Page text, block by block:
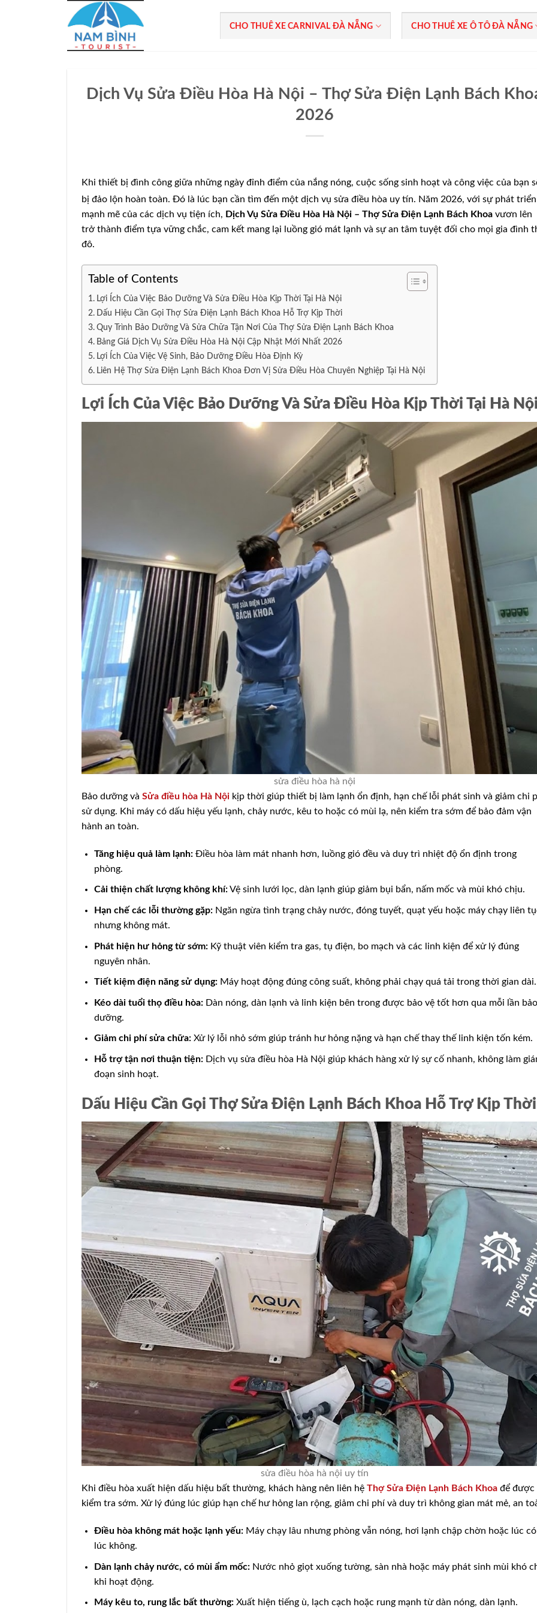
CHO THUÊ XE CARNIVAL ĐÀ NẴNG CHO THUÊ XE Ô TÔ ĐÀ NẴNG
Dịch Vụ Sửa Điều Hòa Hà Nội – Thợ Sửa Điện Lạnh Bách
2026
Khi thiết bị đình công giữa những ngày đỉnh điểm của nắng nóng, cuộc sống sinh hoạt và công việc của bạn
bị đảo lộn hoàn toàn. Đó là lúc bạn cần tìm đến một dịch vụ sửa điều hòa uy tín. Năm 2026, với sự phát triển
mạnh mẽ của các dịch vụ tiện ích, Dịch Vụ Sửa Điều Hòa Hà Nội – Thợ Sửa Điện Lạnh Bách Khoa vươn lên
trở thành điểm tựa vững chắc, cam kết mang lại luồng gió mát lạnh và sự an tâm tuyệt đối cho mọi gia đình
đô.
Table of Contents
Lợi Ích Của Việc Bảo Dưỡng Và Sửa Điều Hòa Kịp Thời Tại Hà Nội
Dấu Hiệu Cần Gọi Thợ Sửa Điện Lạnh Bách Khoa Hỗ Trợ Kịp Thời
Quy Trình Bảo Dưỡng Và Sửa Chữa Tận Nơi Của Thợ Sửa Điện Lạnh Bách Khoa
Bảng Giá Dịch Vụ Sửa Điều Hòa Hà Nội Cập Nhật Mới Nhất 2026
Lợi Ích Của Việc Vệ Sinh, Bảo Dưỡng Điều Hòa Định Kỳ
Liên Hệ Thợ Sửa Điện Lạnh Bách Khoa Đơn Vị Sửa Điều Hòa Chuyên Nghiệp Tại Hà Nội
Lợi Ích Của Việc Bảo Dưỡng Và Sửa Điều Hòa Kịp Thời Tại Hà Nội
sửa điều hòa hà nội
Bảo dưỡng và Sửa điều hòa Hà Nội kịp thời giúp thiết bị làm lạnh ổn định, hạn chế lỗi phát sinh và giảm chi
sử dụng. Khi máy có dấu hiệu yếu lạnh, chảy nước, kêu to hoặc có mùi lạ, nên kiểm tra sớm để bảo đảm vận
hành an toàn.
Tăng hiệu quả làm lạnh:Điều hòa làm mát nhanh hơn, luồng gió đều và duy trì nhiệt độ ổn định trong
phòng.
Cải thiện chất lượng không khí:Vệ sinh lưới lọc, dàn lạnh giúp giảm bụi bẩn, nấm mốc và mùi khó chịu.
Hạn chế các lỗi thường gặp:Ngăn ngừa tình trạng chảy nước, đóng tuyết, quạt yếu hoặc máy chạy liên
nhưng không mát.
Phát hiện hư hỏng từ sớm:Kỹ thuật viên kiểm tra gas, tụ điện, bo mạch và các linh kiện để xử lý đúng
nguyên nhân.
Tiết kiệm điện năng sử dụng:Máy hoạt động đúng công suất, không phải chạy quá tải trong thời gian dài.
Kéo dài tuổi thọ điều hòa:Dàn nóng, dàn lạnh và linh kiện bên trong được bảo vệ tốt hơn qua mỗi lần bảo
dưỡng.
Giảm chi phí sửa chữa:Xử lý lỗi nhỏ sớm giúp tránh hư hỏng nặng và hạn chế thay thế linh kiện tốn kém.
Hỗ trợ tận nơi thuận tiện:Dịch vụ sửa điều hòa Hà Nội giúp khách hàng xử lý sự cố nhanh, không làm
đoạn sinh hoạt.
Dấu Hiệu Cần Gọi Thợ Sửa Điện Lạnh Bách Khoa Hỗ Trợ Kịp Thời
sửa điều hòa hà nội uy tín
Khi điều hòa xuất hiện dấu hiệu bất thường, khách hàng nên liên hệ Thợ Sửa Điện Lạnh Bách Khoa để được
kiểm tra sớm. Xử lý đúng lúc giúp hạn chế hư hỏng lan rộng, giảm chi phí và duy trì không gian mát mẻ, an
Điều hòa không mát hoặc lạnh yếu:Máy chạy lâu nhưng phòng vẫn nóng, hơi lạnh chập chờn hoặc lúc có
lúc không.
Dàn lạnh chảy nước, có mùi ẩm mốc:Nước nhỏ giọt xuống tường, sàn nhà hoặc máy phát sinh mùi khó
khi hoạt động.
Máy kêu to, rung lắc bất thường:Xuất hiện tiếng ù, lạch cạch hoặc rung mạnh từ dàn nóng, dàn lạnh.